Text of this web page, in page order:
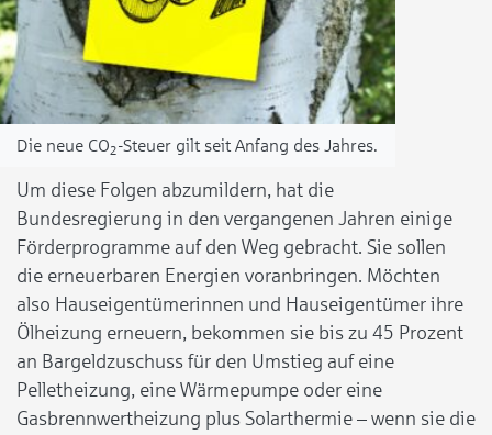
Die neue CO2-Steuer gilt seit Anfang des Jahres.
Um diese Folgen abzumildern, hat die
Bundesregierung in den vergangenen Jahren einige
Förderprogramme auf den Weg gebracht. Sie sollen
die erneuerbaren Energien voranbringen. Möchten
also Hauseigentümerinnen und Hauseigentümer ihre
Ölheizung erneuern, bekommen sie bis zu 45 Prozent
an Bargeldzuschuss für den Umstieg auf eine
Pelletheizung, eine Wärmepumpe oder eine
Gasbrennwertheizung plus Solarthermie – wenn sie die